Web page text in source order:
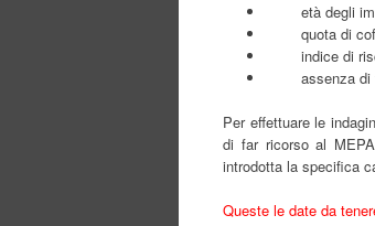
età degli
quota di
indice di
assenza di
Per effettuare le
di far ricorso al
introdotta la specifica
Queste le date da